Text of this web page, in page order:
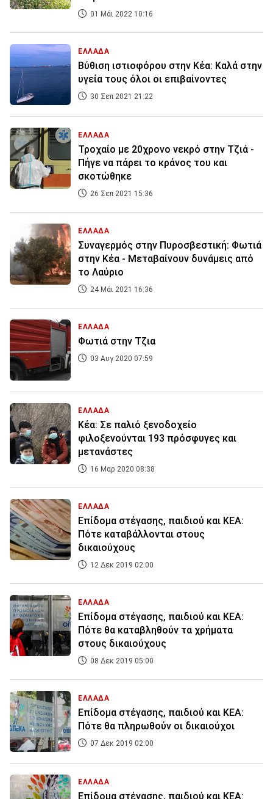
01 Μάι 2022 10:16
ΕΛΛΑΔΑ
Βύθιση ιστιοφόρου στην Κέα: Καλά στην
υγεία τους όλοι οι επιβαίνοντες
30 Σεπ 2021 21:22
ΕΛΛΑΔΑ
Τροχαίο με 20χρονο νεκρό στην Τζιά -
Πήγε να πάρει το κράνος του και
σκοτώθηκε
26 Σεπ 2021 15:36
ΕΛΛΑΔΑ
Συναγερμός στην Πυροσβεστική: Φωτιά
στην Κέα - Μεταβαίνουν δυνάμεις από
το Λαύριο
24 Μάι 2021 16:36
ΕΛΛΑΔΑ
Φωτιά στην Τζια
03 Αυγ 2020 07:59
ΕΛΛΑΔΑ
Κέα: Σε παλιό ξενοδοχείο
φιλοξενούνται 193 πρόσφυγες και
μετανάστες
16 Μαρ 2020 08:38
ΕΛΛΑΔΑ
Επίδομα στέγασης, παιδιού και ΚΕΑ:
Πότε καταβάλλονται στους
δικαιούχους
12 Δεκ 2019 02:00
ΕΛΛΑΔΑ
Επίδομα στέγασης, παιδιού και ΚΕΑ:
Πότε θα καταβληθούν τα χρήματα
στους δικαιούχους
08 Δεκ 2019 05:00
ΕΛΛΑΔΑ
Επίδομα στέγασης, παιδιού και ΚΕΑ:
Πότε θα πληρωθούν οι δικαιούχοι
07 Δεκ 2019 02:00
ΕΛΛΑΔΑ
Επίδομα στέγασης, παιδιού και ΚΕΑ: